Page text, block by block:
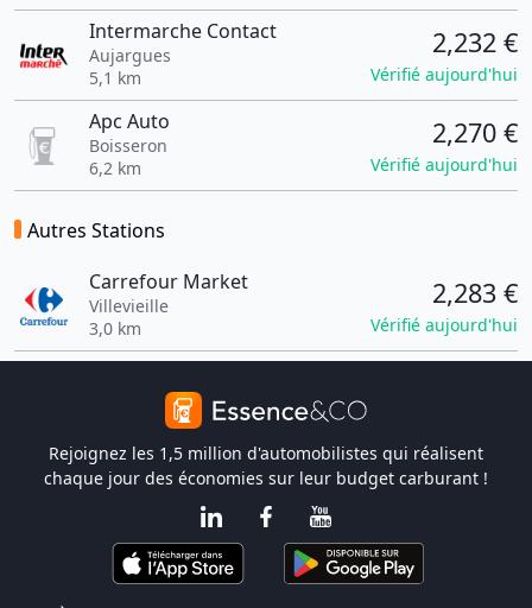
Intermarche Contact
Aujargues
5,1 km
2,232 €
Vérifié aujourd'hui
Apc Auto
Boisseron
6,2 km
2,270 €
Vérifié aujourd'hui
Autres Stations
Carrefour Market
Villevieille
3,0 km
2,283 €
Vérifié aujourd'hui
Rejoignez les 1,5 million d'automobilistes qui réalisent
chaque jour des économies sur leur budget carburant !